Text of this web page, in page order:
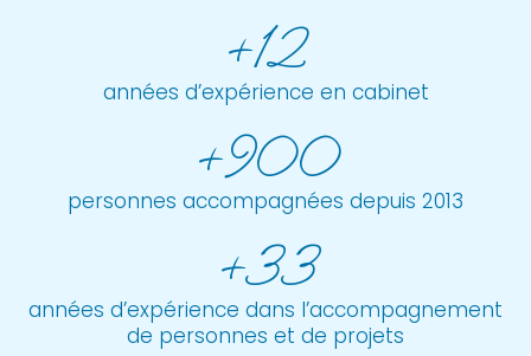
+12
années d’expérience en cabinet
+900
personnes accompagnées depuis 2013
+33
années d’expérience dans l’accompagnement
de personnes et de projets